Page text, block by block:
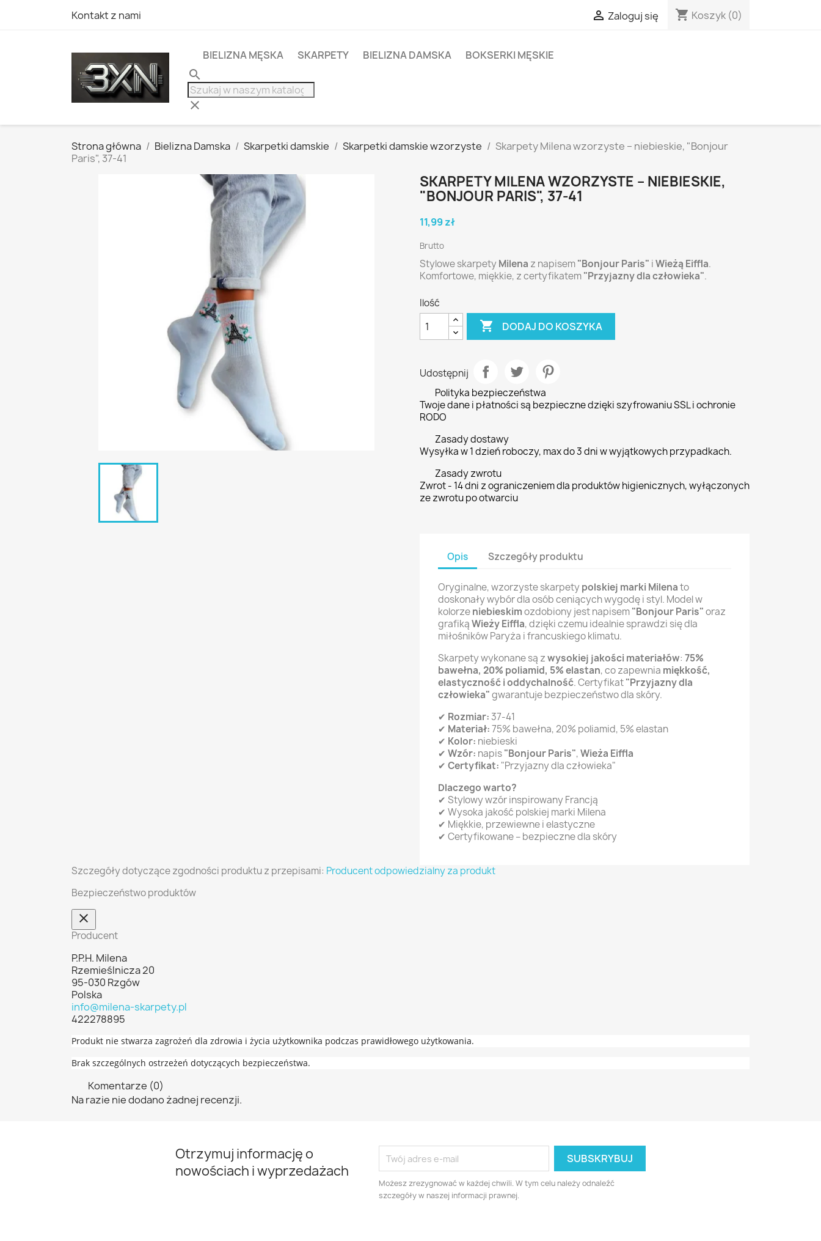
Kontakt z nami  Zaloguj się shopping_cart Koszyk (0)
BIELIZNA MĘSKA SKARPETY BIELIZNA DAMSKA BOKSERKI MĘSKIE
search
clear
Strona główna Bielizna Damska Skarpetki damskie Skarpetki damskie wzorzyste
Skarpety Milena wzorzyste – niebieskie, "Bonjour
Paris", 37-41
SKARPETY MILENA WZORZYSTE – NIEBIESKIE,
"BONJOUR PARIS", 37-41
11,99 zł
Brutto
Stylowe skarpetyMilena z napisem"Bonjour Paris" iWieżą Eiffla.
Komfortowe, miękkie, z certyfikatem"Przyjazny dla człowieka".
Ilość
 DODAJ DO KOSZYKA
Udostępnij
Polityka bezpieczeństwa
Twoje dane i płatności są bezpieczne dzięki szyfrowaniu SSL i ochronie
RODO
Zasady dostawy
Wysyłka w 1 dzień roboczy, max do 3 dni w wyjątkowych przypadkach.
Zasady zwrotu
Zwrot - 14 dni z ograniczeniem dla produktów higienicznych, wyłączonych
ze zwrotu po otwarciu
Opis Szczegóły produktu
Oryginalne, wzorzyste skarpetypolskiej marki Milenato
doskonały wybór dla osób ceniących wygodę i styl. Model w
kolorzeniebieskimozdobiony jest napisem"Bonjour Paris"oraz
grafikąWieży Eiffla, dzięki czemu idealnie sprawdzi się dla
miłośników Paryża i francuskiego klimatu.
Skarpety wykonane są zwysokiej jakości materiałów: 75%
bawełna, 20% poliamid, 5% elastan, co zapewnia miękkość,
elastyczność i oddychalność. Certyfikat"Przyjazny dla
człowieka"gwarantuje bezpieczeństwo dla skóry.
✔ Rozmiar:37-41
✔ Materiał:75% bawełna, 20% poliamid, 5% elastan
✔ Kolor: niebieski
✔ Wzór: napis"Bonjour Paris",Wieża Eiffla
✔ Certyfikat: "Przyjazny dla człowieka"
Dlaczego warto?
✔ Stylowy wzór inspirowany Francją
✔ Wysoka jakość polskiej marki Milena
✔ Miękkie, przewiewne i elastyczne
✔ Certyfikowane – bezpieczne dla skóry
Szczegóły dotyczące zgodności produktu z przepisami: Producent odpowiedzialny za produkt
Bezpieczeństwo produktów
Producent
P.P.H. Milena
Rzemieślnicza 20
95-030 Rzgów
Polska
info@milena-skarpety.pl
422278895
Produkt nie stwarza zagrożeń dla zdrowia i życia użytkownika podczas prawidłowego użytkowania.
Brak szczególnych ostrzeżeń dotyczących bezpieczeństwa.
Komentarze (0)
Na razie nie dodano żadnej recenzji.
Otrzymuj informację o
nowościach i wyprzedażach
Możesz zrezygnować w każdej chwili. W tym celu należy odnaleźć
szczegóły w naszej informacji prawnej.